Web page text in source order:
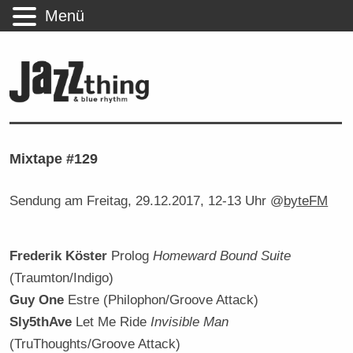
Mixtape #129
Sendung am Freitag, 29.12.2017, 12-13 Uhr @byteFM
Frederik Köster PrologHomeward Bound Suite
(Traumton/Indigo)
Guy One Estre (Philophon/Groove Attack)
Sly5thAve Let Me RideInvisible Man
(TruThoughts/Groove Attack)
Menü